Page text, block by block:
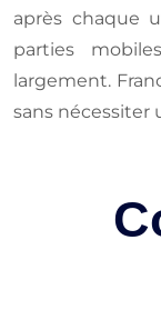
après chaque
parties
largement.
sans nécessiter